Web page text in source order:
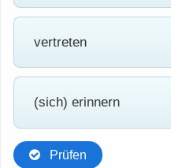
vertreten
(sich) erinnern
Prüfen